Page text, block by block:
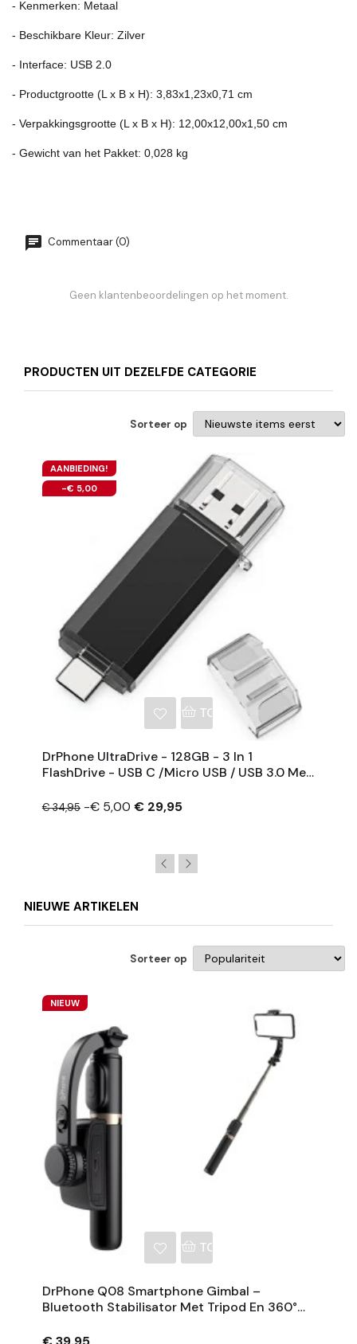
- Kenmerken: Metaal
- Beschikbare Kleur: Zilver
- Interface: USB 2.0
- Productgrootte (L x B x H): 3,83x1,23x0,71 cm
- Verpakkingsgrootte (L x B x H): 12,00x12,00x1,50 cm
- Gewicht van het Pakket: 0,028 kg
Commentaar (0)
Geen klantenbeoordelingen op het moment.
PRODUCTEN UIT DEZELFDE CATEGORIE
Sorteer op
AANBIEDING!
-€ 5,00
TOEVOEGEN AAN
DrPhone UltraDrive - 128GB - 3 In 1
FlashDrive - USB C /Micro USB / USB 3.0 Met
€ 34,95 -€ 5,00 € 29,95
NIEUWE ARTIKELEN
Sorteer op
NIEUW
TOEVOEGEN AAN
DrPhone Q08 Smartphone Gimbal –
Bluetooth Stabilisator Met Tripod En 360°